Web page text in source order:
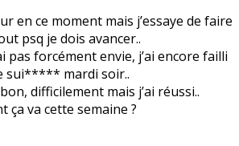
en ce moment mais j’essaye de faire
psq je dois avancer..
pas forcément envie, j’ai encore failli
sui***** mardi soir..
difficilement mais j’ai réussi..
ça va cette semaine ?